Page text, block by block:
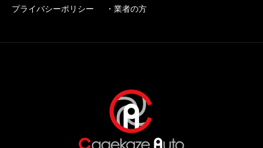
プライバシーポリシー ・業者の方